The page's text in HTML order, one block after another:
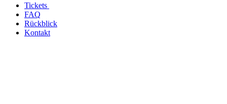
Tickets
FAQ
Rückblick
Kontakt